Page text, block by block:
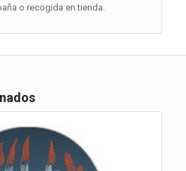
o recogida en tienda.